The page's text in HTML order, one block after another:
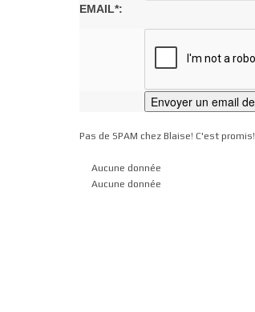
EMAIL*:
Pas de SPAM chez Blaise! C'est promis!
Aucune donnée
Aucune donnée